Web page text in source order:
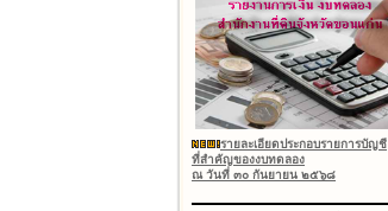
รายละเอียดประกอบรายการบัญชี
ที่สำคัญของงบทดลอง
ณ วันที่ ๓๐ กันยายน ๒๕๖๘